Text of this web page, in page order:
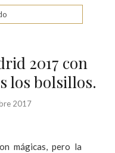
2017 con
los bolsillos.
2017
mágicas, pero la